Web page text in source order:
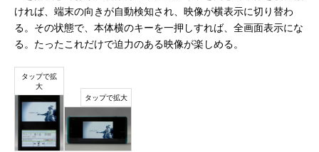
ければ、端末の向きが自動検知され、映像が横表示に切り替わ
る。その状態で、本体横のキーを一押しすれば、全画面表示にな
る。たったこれだけで迫力のある映像が楽しめる。